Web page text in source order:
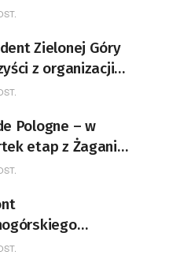
Zielonej Góry
z organizacji
de Pologne
Pologne – w
etap z Żagania
zgodnie z